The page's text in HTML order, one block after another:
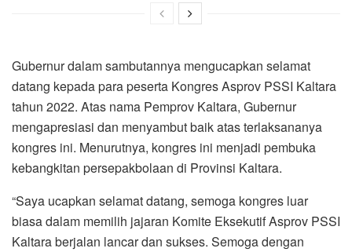
Gubernur dalam sambutannya mengucapkan selamat
datang kepada para peserta Kongres Asprov PSSI Kaltara
tahun 2022. Atas nama Pemprov Kaltara, Gubernur
mengapresiasi dan menyambut baik atas terlaksananya
kongres ini. Menurutnya, kongres ini menjadi pembuka
kebangkitan persepakbolaan di Provinsi Kaltara.
“Saya ucapkan selamat datang, semoga kongres luar
biasa dalam memilih jajaran Komite Eksekutif Asprov PSSI
Kaltara berjalan lancar dan sukses. Semoga dengan